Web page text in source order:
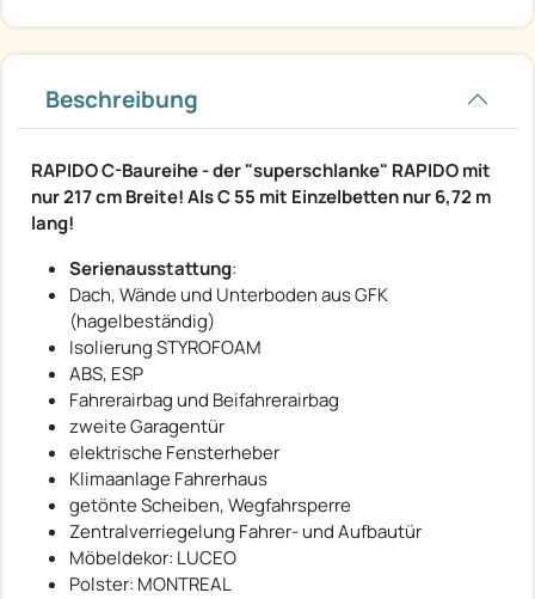
Beschreibung
RAPIDO C-Baureihe - der "superschlanke" RAPIDO mit
nur 217 cm Breite! Als C 55 mit Einzelbetten nur 6,72 m
lang!
Serienausstattung:
Dach, Wände und Unterboden aus GFK
(hagelbeständig)
Isolierung STYROFOAM
ABS, ESP
Fahrerairbag und Beifahrerairbag
zweite Garagentür
elektrische Fensterheber
Klimaanlage Fahrerhaus
getönte Scheiben, Wegfahrsperre
Zentralverriegelung Fahrer- und Aufbautür
Möbeldekor: LUCEO
Polster: MONTREAL